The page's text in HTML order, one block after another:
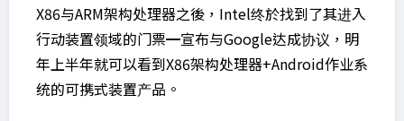
X86与ARM架构处理器之後，Intel终於找到了其进入
行动装置领域的门票━宣布与Google达成协议，明
年上半年就可以看到X86架构处理器+Android作业系
统的可携式装置产品。